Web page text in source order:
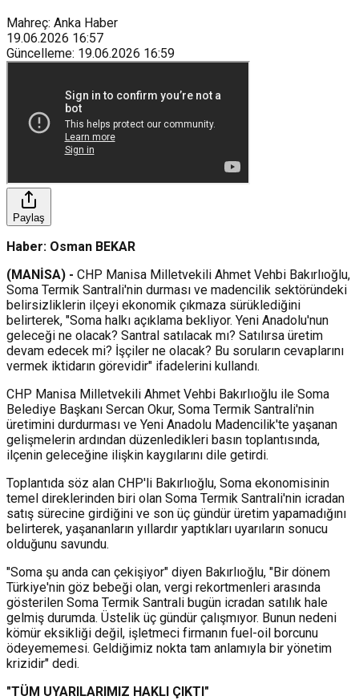
Mahreç: Anka Haber
19.06.2026 16:57
Güncelleme: 19.06.2026 16:59
Paylaş
Haber: Osman BEKAR
(MANİSA) - CHP Manisa Milletvekili Ahmet Vehbi Bakırlıoğlu,
Soma Termik Santrali'nin durması ve madencilik sektöründeki
belirsizliklerin ilçeyi ekonomik çıkmaza sürüklediğini
belirterek, "Soma halkı açıklama bekliyor. Yeni Anadolu'nun
geleceği ne olacak? Santral satılacak mı? Satılırsa üretim
devam edecek mi? İşçiler ne olacak? Bu soruların cevaplarını
vermek iktidarın görevidir" ifadelerini kullandı.
CHP Manisa Milletvekili Ahmet Vehbi Bakırlıoğlu ile Soma
Belediye Başkanı Sercan Okur, Soma Termik Santrali'nin
üretimini durdurması ve Yeni Anadolu Madencilik'te yaşanan
gelişmelerin ardından düzenledikleri basın toplantısında,
ilçenin geleceğine ilişkin kaygılarını dile getirdi.
Toplantıda söz alan CHP'li Bakırlıoğlu, Soma ekonomisinin
temel direklerinden biri olan Soma Termik Santrali'nin icradan
satış sürecine girdiğini ve son üç gündür üretim yapamadığını
belirterek, yaşananların yıllardır yaptıkları uyarıların sonucu
olduğunu savundu.
"Soma şu anda can çekişiyor" diyen Bakırlıoğlu, "Bir dönem
Türkiye'nin göz bebeği olan, vergi rekortmenleri arasında
gösterilen Soma Termik Santrali bugün icradan satılık hale
gelmiş durumda. Üstelik üç gündür çalışmıyor. Bunun nedeni
kömür eksikliği değil, işletmeci firmanın fuel-oil borcunu
ödeyememesi. Geldiğimiz nokta tam anlamıyla bir yönetim
krizidir" dedi.
"TÜM UYARILARIMIZ HAKLI ÇIKTI"